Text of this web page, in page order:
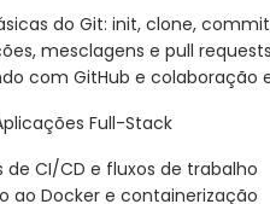
do Git: init, clone,
mesclagens e pull requests
com GitHub e colaboração
Full-Stack
de CI/CD e fluxos de trabalho
ao Docker e containerização